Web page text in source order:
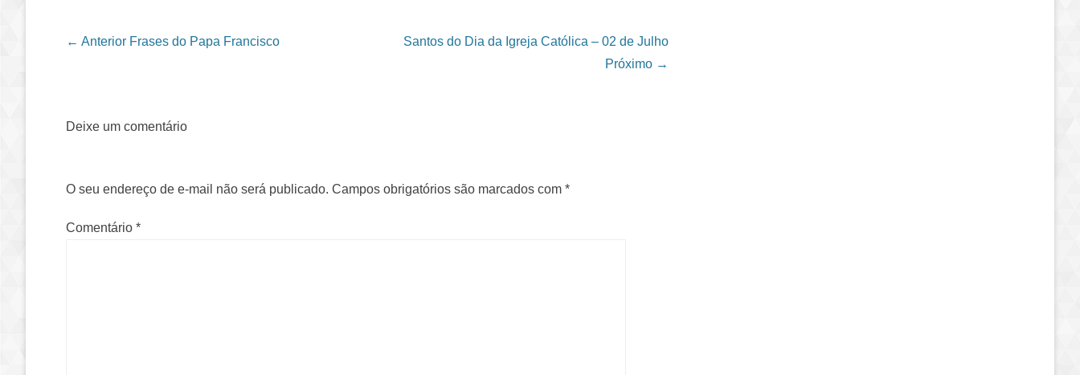
Navegação das Postagens
← Anterior Frases do Papa Francisco
Santos do Dia da Igreja Católica – 02 de Julho
Próximo →
Deixe um comentário
O seu endereço de e-mail não será publicado. Campos obrigatórios são marcados com *
Comentário *